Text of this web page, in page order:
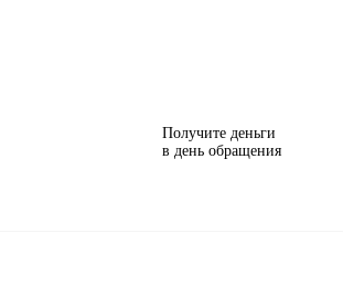
Получите деньги
в день обращения